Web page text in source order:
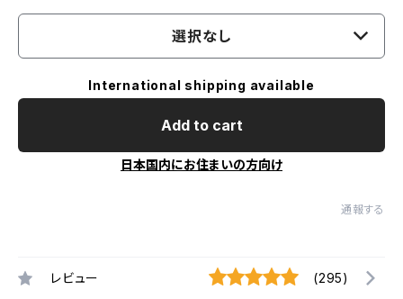
選択なし
International shipping available
Add to cart
日本国内にお住まいの方向け
通報する
レビュー (295)